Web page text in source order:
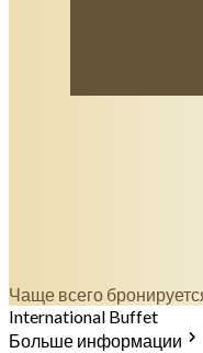
Чаще всего
International Buffet
Больше информации